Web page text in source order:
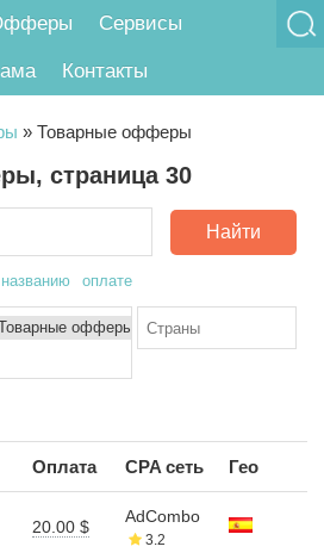
Сервисы
Контакты
» Товарные офферы
страница 30
Найти
названию оплате
офферы
Оплата CPA сеть Гео
20.00 $
AdCombo
3.2